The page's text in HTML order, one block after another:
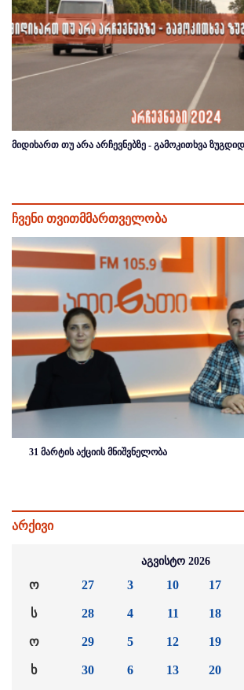
მიდიხართ თუ არა არჩევნებზე - გამოკითხვა
ჩვენი თვითმმართველობა
31 მარტის აქციის მნიშვნელობა
არქივი
აგვისტო 2026
ო
ს
ო
ხ
27
28
29
30
3
4
5
6
10
11
12
13
17
18
19
20